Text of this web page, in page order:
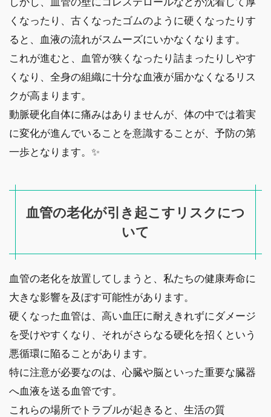
くなったり、古くなったゴムのように硬くなったりす
ると、血液の流れがスムーズにいかなくなります。
これが進むと、血管が狭くなったり詰まったりしやす
くなり、全身の組織に十分な血液が届かなくなるリス
クが高まります。
動脈硬化自体に痛みはありませんが、体の中では着実
に変化が進んでいることを意識することが、予防の第
一歩となります。✨
血管の老化が引き起こすリスクにつ
いて
血管の老化を放置してしまうと、私たちの健康寿命に
大きな影響を及ぼす可能性があります。
硬くなった血管は、高い血圧に耐えきれずにダメージ
を受けやすくなり、それがさらなる硬化を招くという
悪循環に陥ることがあります。
特に注意が必要なのは、心臓や脳といった重要な臓器
へ血液を送る血管です。
これらの場所でトラブルが起きると、生活の質